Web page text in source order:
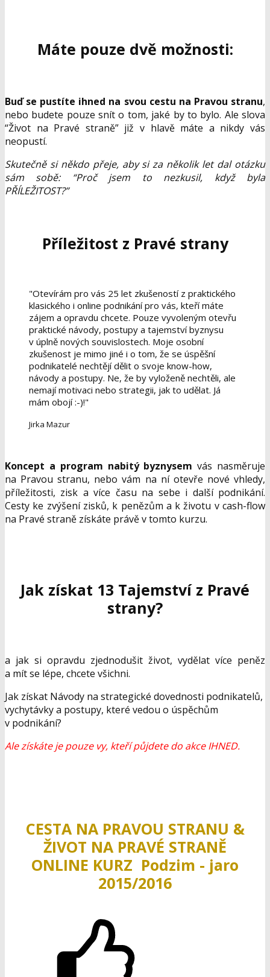
Máte pouze dvě možnosti:
Buď se pustíte ihned na svou cestu na Pravou stranu,
nebo budete pouze snít o tom, jaké by to bylo. Ale slova
“Život na Pravé straně” již v hlavě máte a nikdy vás
neopustí.
Skutečně si někdo přeje, aby si za několik let dal otázku
sám sobě: “Proč jsem to nezkusil, když byla
PŘÍLEŽITOST?”
Příležitost z Pravé strany
"Otevírám pro vás 25 let zkušeností z praktického
klasického i online podnikání pro vás, kteří máte
zájem a opravdu chcete. Pouze vyvoleným otevřu
praktické návody, postupy a tajemství byznysu
v úplně nových souvislostech. Moje osobní
zkušenost je mimo jiné i o tom, že se úspěšní
podnikatelé nechtějí dělit o svoje know-how,
návody a postupy. Ne, že by vyloženě nechtěli, ale
nemají motivaci nebo strategii, jak to udělat. Já
mám obojí :-)!"
Jirka Mazur
Koncept a program nabitý byznysem vás nasměruje
na Pravou stranu, nebo vám na ní otevře nové vhledy,
příležitosti, zisk a více času na sebe i další podnikání.
Cesty ke zvýšení zisků, k penězům a k životu v cash-flow
na Pravé straně získáte právě v tomto kurzu.
Jak získat 13 Tajemství z Pravé
strany?
a jak si opravdu zjednodušit život, vydělat více peněz
a mít se lépe, chcete všichni.
Jak získat Návody na strategické dovednosti podnikatelů,
vychytávky a postupy, které vedou o úspěchům
v podnikání?
Ale získáte je pouze vy, kteří půjdete do akce IHNED.
CESTA NA PRAVOU STRANU &
ŽIVOT NA PRAVÉ STRANĚ
ONLINE KURZ Podzim - jaro
2015/2016